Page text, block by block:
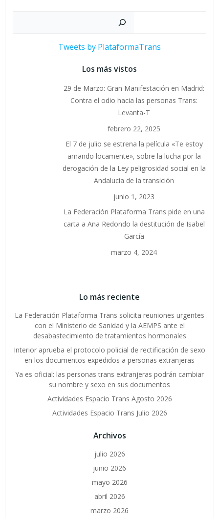
Tweets by PlataformaTrans
Los más vistos
29 de Marzo: Gran Manifestación en Madrid:
Contra el odio hacia las personas Trans:
Levanta-T
febrero 22, 2025
El 7 de julio se estrena la película «Te estoy
amando locamente», sobre la lucha por la
derogación de la Ley peligrosidad social en la
Andalucía de la transición
junio 1, 2023
La Federación Plataforma Trans pide en una
carta a Ana Redondo la destitución de Isabel
García
marzo 4, 2024
Lo más reciente
La Federación Plataforma Trans solicita reuniones urgentes
con el Ministerio de Sanidad y la AEMPS ante el
desabastecimiento de tratamientos hormonales
Interior aprueba el protocolo policial de rectificación de sexo
en los documentos expedidos a personas extranjeras
Ya es oficial: las personas trans extranjeras podrán cambiar
su nombre y sexo en sus documentos
Actividades Espacio Trans Agosto 2026
Actividades Espacio Trans Julio 2026
Archivos
julio 2026
junio 2026
mayo 2026
abril 2026
marzo 2026